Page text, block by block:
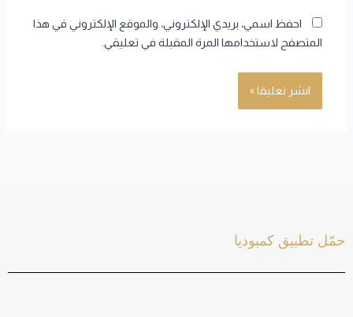
احفظ اسمي، بريدي الإلكتروني، والموقع الإلكتروني في هذا
المتصفح لاستخدامها المرة المقبلة في تعليقي.
حمّل تطبيق كمبوديا